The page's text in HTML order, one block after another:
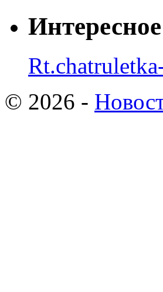
Интересное
© 2026 -